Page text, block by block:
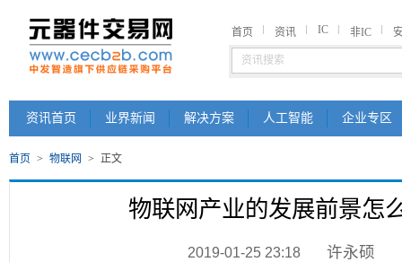
首页 资讯 IC 非IC
资讯首页 业界新闻 解决方案 人工智能 企业专区
首页 > 物联网 > 正文
物联网产业的发展前景怎
2019-01-25 23:18 许永硕